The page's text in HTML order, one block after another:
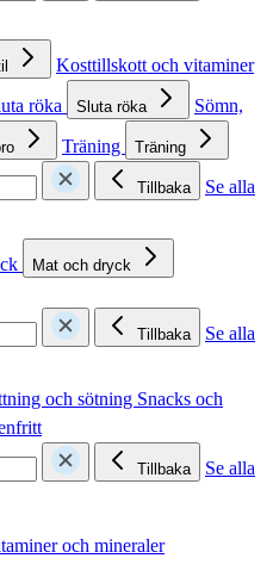
Kosttillskott och vitaminer
röka Sluta röka
Sömn,
Träning Träning
Tillbaka
Se alla
Mat och dryck
Tillbaka
Se alla
och sötning Snacks och
Tillbaka
Se alla
och mineraler